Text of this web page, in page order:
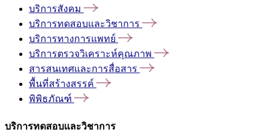
บริการสังคม
บริการทดสอบและวิชาการ
บริการทางการแพทย์
บริการตรวจวิเคราะห์คุณภาพ
สารสนเทศและการสื่อสาร
พื้นที่สร้างสรรค์
พิพิธภัณฑ์
บริการทดสอบและวิชาการ